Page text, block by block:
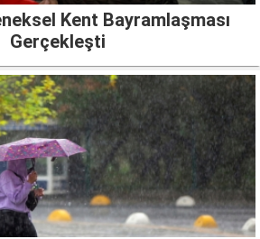
Kent Bayramlaşması
Gerçekleşti